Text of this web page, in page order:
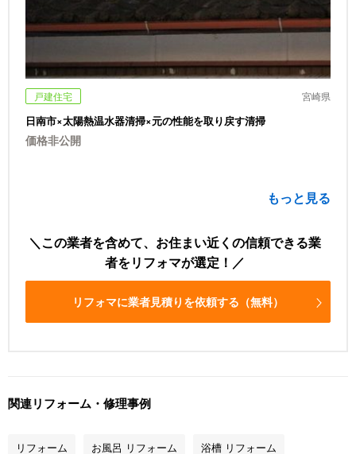
戸建住宅 宮崎県
日南市×太陽熱温水器清掃×元の性能を取り戻す清掃
価格非公開
もっと見る
この業者を含めて、お住まい近くの信頼できる業
者をリフォマが選定！
リフォマに業者見積りを依頼する（無料）
関連リフォーム・修理事例
リフォーム お風呂 リフォーム 浴槽 リフォーム